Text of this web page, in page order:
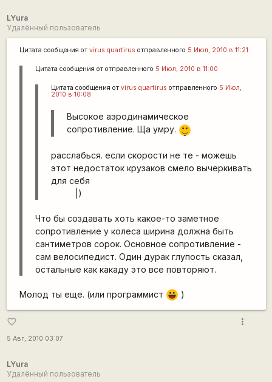
LYura
Удалённый пользователь
Цитата сообщения от virus quartirus отправленного 5 Июл, 2010 в 11:21
Цитата сообщения от отправленного 5 Июл, 2010 в 11:00
Цитата сообщения от virus quartirus отправленного 5 Июл,
2010 в 10:08
Высокое аэродинамическое
сопротивление. Ща умру.
|-)
_)
расслабься. если скорости не те - можешь
этот недостаток крузаков смело вычеркивать
для себя
|)
Что бы создавать хоть какое-то заметное
сопротивление у колеса ширина должна быть
сантиметров сорок. Основное сопротивление -
сам велосипедист. Один дурак глупость сказал,
остальные как какаду это все повторяют.
Молод ты еще. (или программист |-)) )
favorite_border
5 Авг, 2010 03:07
more_vert
LYura
Удалённый пользователь